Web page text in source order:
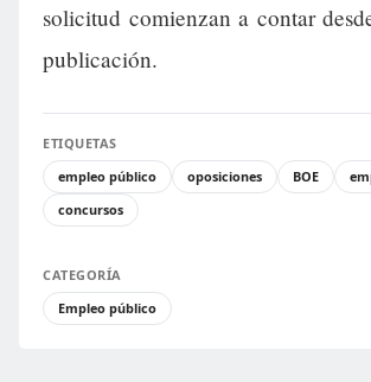
solicitud comienzan a contar
publicación.
ETIQUETAS
empleo público
oposiciones BOE
concursos
CATEGORÍA
Empleo público